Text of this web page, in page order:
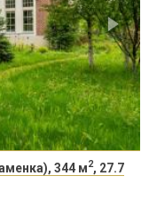
344 м2, 27.7